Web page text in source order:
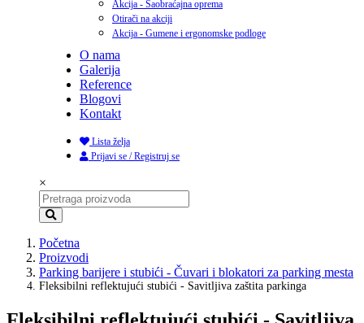
Akcija - Saobraćajna oprema
Otirači na akciji
Akcija - Gumene i ergonomske podloge
O nama
Galerija
Reference
Blogovi
Kontakt
Lista želja
Prijavi se / Registruj se
×
Početna
Proizvodi
Parking barijere i stubići - Čuvari i blokatori za parking mesta
Fleksibilni reflektujući stubići - Savitljiva zaštita parkinga